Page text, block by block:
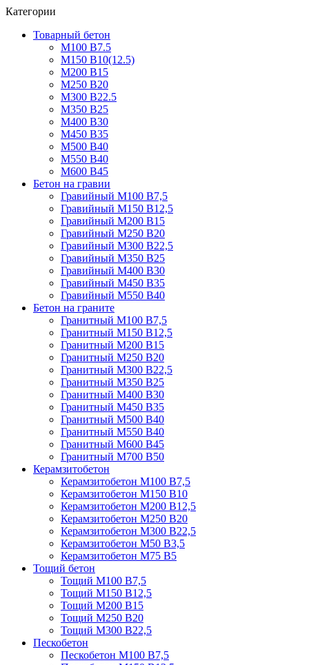
Категории
Товарный бетон
М100 В7.5
М150 В10(12.5)
М200 В15
М250 В20
М300 В22.5
М350 В25
М400 В30
М450 В35
М500 В40
М550 В40
М600 В45
Бетон на гравии
Гравийный М100 В7,5
Гравийный М150 В12,5
Гравийный М200 В15
Гравийный М250 В20
Гравийный М300 В22,5
Гравийный М350 В25
Гравийный М400 В30
Гравийный М450 В35
Гравийный М550 В40
Бетон на граните
Гранитный М100 В7,5
Гранитный М150 В12,5
Гранитный М200 В15
Гранитный М250 В20
Гранитный М300 В22,5
Гранитный М350 В25
Гранитный М400 В30
Гранитный М450 В35
Гранитный М500 В40
Гранитный М550 В40
Гранитный М600 В45
Гранитный М700 В50
Керамзитобетон
Керамзитобетон М100 В7,5
Керамзитобетон М150 В10
Керамзитобетон М200 В12,5
Керамзитобетон М250 В20
Керамзитобетон М300 В22,5
Керамзитобетон М50 В3,5
Керамзитобетон М75 В5
Тощий бетон
Тощий М100 В7,5
Тощий М150 В12,5
Тощий М200 В15
Тощий М250 В20
Тощий М300 В22,5
Пескобетон
Пескобетон М100 В7,5